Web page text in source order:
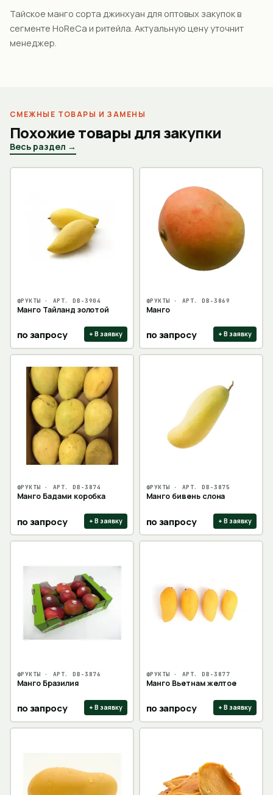
Тайское манго сорта джинхуан для оптовых закупок в
сегменте HoReCa и ритейла. Актуальную цену уточнит
менеджер.
СМЕЖНЫЕ ТОВАРЫ И ЗАМЕНЫ
Похожие товары для закупки
Весь раздел →
ФРУКТЫ · АРТ.DB-3904
Манго Тайланд золотой
по запросу + В заявку
ФРУКТЫ · АРТ.DB-3869
Манго
по запросу + В заявку
ФРУКТЫ · АРТ.DB-3874
Манго Бадами коробка
по запросу + В заявку
ФРУКТЫ · АРТ.DB-3875
Манго бивень слона
по запросу + В заявку
ФРУКТЫ · АРТ.DB-3876
Манго Бразилия
по запросу + В заявку
ФРУКТЫ · АРТ.DB-3877
Манго Вьетнам желтое
по запросу + В заявку